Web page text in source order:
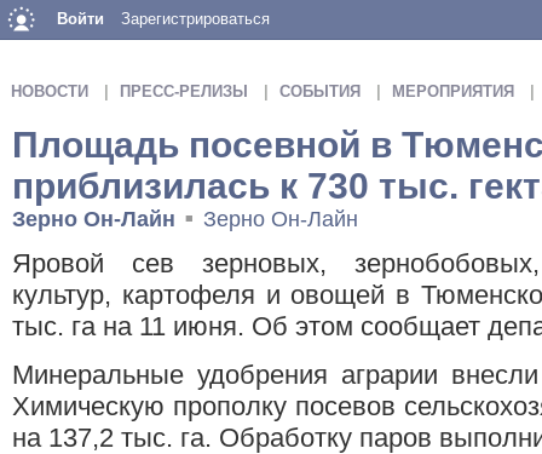
Войти Зарегистрироваться
НОВОСТИ ПРЕСС-РЕЛИЗЫ СОБЫТИЯ МЕРОПРИЯТИЯ
Площадь посевной в
приблизилась к 730 тыс.
Зерно Он-Лайн ■ Зерно Он-Лайн
Яровой сев зерновых, зернобобовых,
культур, картофеля и овощей в
тыс. га на 11 июня. Об этом сообщает
Минеральные удобрения аграрии
Химическую прополку посевов
на 137,2 тыс. га. Обработку паров